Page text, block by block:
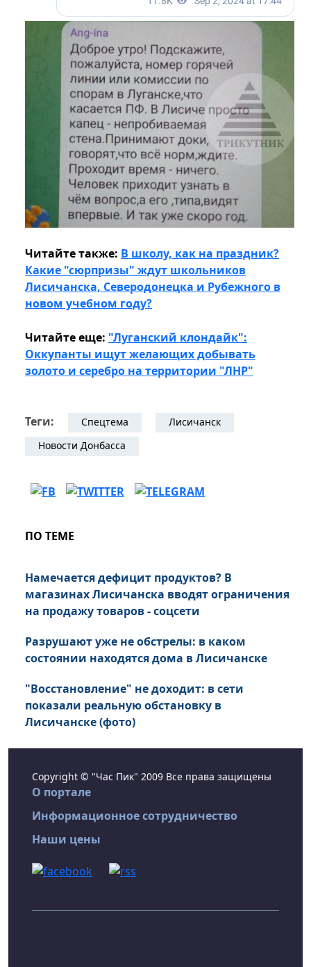
Читайте также: В школу, как на праздник?
Какие "сюрпризы" ждут школьников
Лисичанска, Северодонецка и Рубежного в
новом учебном году?
Читайте еще: "Луганский клондайк":
Оккупанты ищут желающих добывать
золото и серебро на территории "ЛНР"
Теги: Спецтема
Лисичанск
Новости Донбасса
ПО ТЕМЕ
Намечается дефицит продуктов? В
магазинах Лисичанска вводят ограничения
на продажу товаров - соцсети
Разрушают уже не обстрелы: в каком
состоянии находятся дома в Лисичанске
"Восстановление" не доходит: в сети
показали реальную обстановку в
Лисичанске (фото)
Copyright © "Час Пик" 2009 Все права защищены
О портале
Информационное сотрудничество
Наши цены